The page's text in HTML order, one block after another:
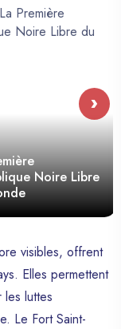
Noire Libre
›
visibles, offrent
Elles permettent
les luttes
Le Fort Saint-